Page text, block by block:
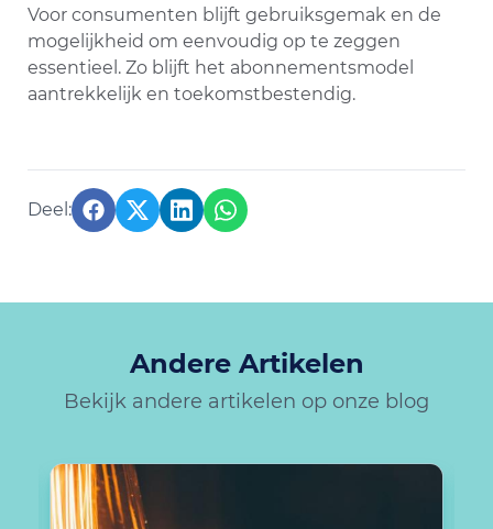
Voor consumenten blijft gebruiksgemak en de
mogelijkheid om eenvoudig op te zeggen
essentieel. Zo blijft het abonnementsmodel
aantrekkelijk en toekomstbestendig.
Andere Artikelen
Bekijk andere artikelen op onze blog